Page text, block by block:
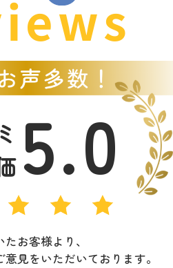
5.0
お客様より、
見をいただいております。